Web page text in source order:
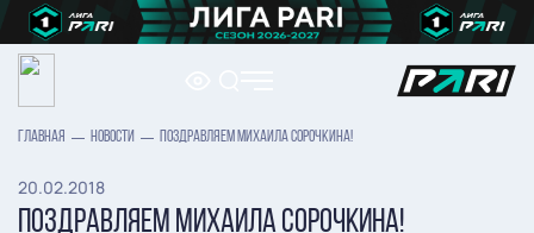
ГЛАВНАЯ НОВОСТИ ПОЗДРАВЛЯЕМ МИХАИЛА СОРОЧКИНА!
20.02.2018
ПОЗДРАВЛЯЕМ МИХАИЛА СОРОЧКИНА!